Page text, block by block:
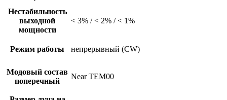
Нестабильность
выходной
мощности
< 3% / < 2% / < 1%
Режим работы непрерывный (CW)
Модовый состав
поперечный
Near TEM00